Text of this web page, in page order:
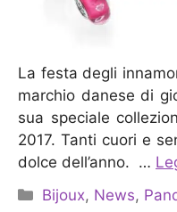
La festa degli
marchio danese di
sua speciale
2017. Tanti cuori e
dolce dell’anno. …
Categorie
Bijoux, News,